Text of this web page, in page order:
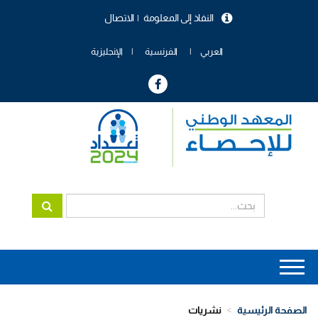
الاتصال النفاذ إلى المعلومة
العربي الفرنسية الإنجليزية
Main
navigation
الصفحة الرئيسية نشريات